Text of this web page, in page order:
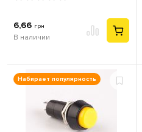
6,66 грн
В наличии
Набирает популярность